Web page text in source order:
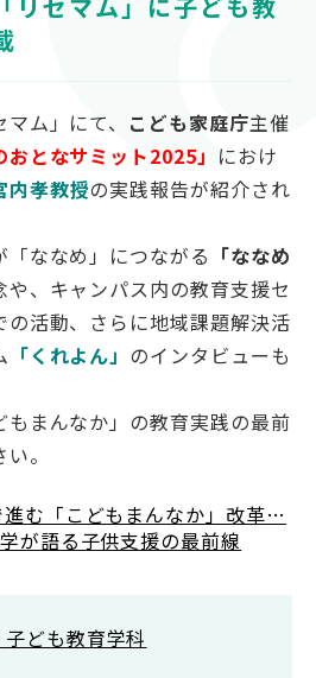
対象者別
SNS
ム」にて、 こども家庭庁主催
おとなサミット2025」 におけ
内孝教授の実践報告が紹介され
ななめ」につながる 「ななめ
や、キャンパス内の教育支援セ
の活動、さらに地域課題解決活
「くれよん」 のインタビューも
まんなか」の教育実践の最前
。
む「こどもまんなか」改革…
が語る子供支援の最前線
ども教育学科